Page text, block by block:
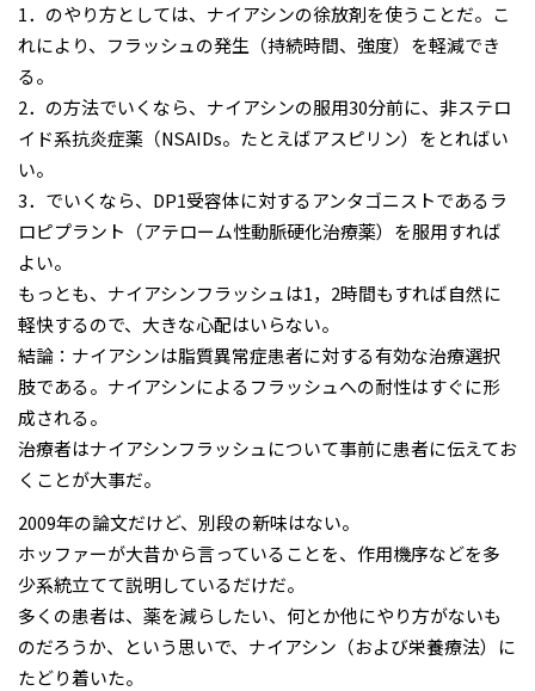
1．のやり方としては、ナイアシンの徐放剤を使うことだ。こ
れにより、フラッシュの発生（持続時間、強度）を軽減でき
る。
2．の方法でいくなら、ナイアシンの服用30分前に、非ステロ
イド系抗炎症薬（NSAIDs。たとえばアスピリン）をとればい
い。
3．でいくなら、DP1受容体に対するアンタゴニストであるラ
ロピプラント（アテローム性動脈硬化治療薬）を服用すれば
よい。
もっとも、ナイアシンフラッシュは1，2時間もすれば自然に
軽快するので、大きな心配はいらない。
結論：ナイアシンは脂質異常症患者に対する有効な治療選択
肢である。ナイアシンによるフラッシュへの耐性はすぐに形
成される。
治療者はナイアシンフラッシュについて事前に患者に伝えてお
くことが大事だ。
2009年の論文だけど、別段の新味はない。
ホッファーが大昔から言っていることを、作用機序などを多
少系統立てて説明しているだけだ。
多くの患者は、薬を減らしたい、何とか他にやり方がないも
のだろうか、という思いで、ナイアシン（および栄養療法）に
たどり着いた。